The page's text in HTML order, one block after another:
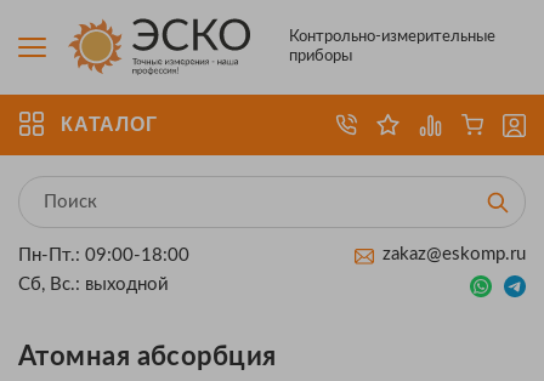
Контрольно-измерительные
приборы
КАТАЛОГ
Пн-Пт.: 09:00-18:00
Сб, Вс.: выходной
zakaz@eskomp.ru
Атомная абсорбция